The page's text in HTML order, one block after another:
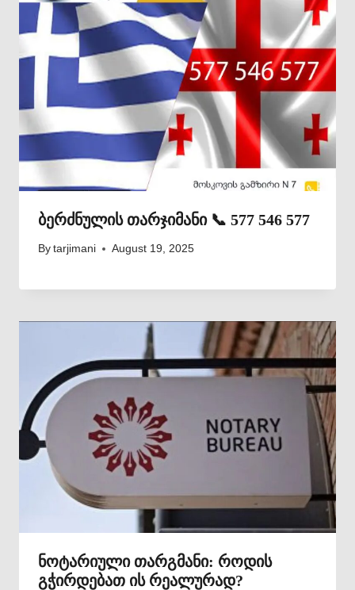
ბერძნულის თარჯიმანი 📞 577 546 577
By tarjimani August 19, 2025
ნოტარიული თარგმანი: როდის
გჭირდებათ ის რეალურად?